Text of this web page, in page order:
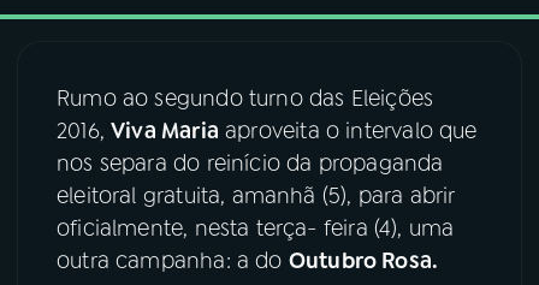
04PROGRAMAS
PODCASTS
Rumo ao segundo turno das Eleições
2016,Viva Maria aproveita o intervalo que
nos separa do reinício da propaganda
eleitoral gratuita, amanhã (5), para abrir
oficialmente, nesta terça- feira (4), uma
outra campanha: a do Outubro Rosa.